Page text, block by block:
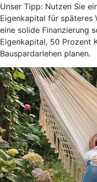
Unser Tipp: Nutzen Sie
Eigenkapital für späteres
eine solide Finanzierung
Eigenkapital, 50 Prozent
Bauspardarlehen planen.